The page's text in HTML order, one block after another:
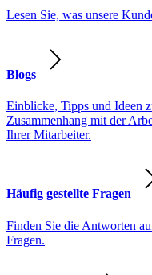
Lesen Sie, was unsere
Blogs
Einblicke, Tipps und Ideen
Zusammenhang mit der
Ihrer Mitarbeiter.
Häufig gestellte Fragen
Finden Sie die Antworten
Fragen.